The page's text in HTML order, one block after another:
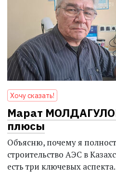
Хочу сказать!
Марат
плюсы
Объясню, почему я
строительство АЭС в
есть три ключевых аспекта.